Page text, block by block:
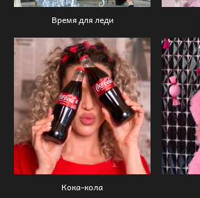
Время для леди
Кока-кола